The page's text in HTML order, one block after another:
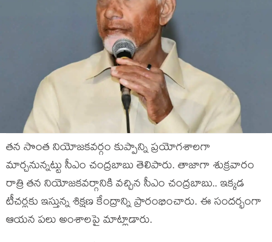
త‌న సొంత నియోజ‌కవ‌ర్గం కుప్పాన్ని ప్ర‌యోగ‌శాల‌గా
మార్చ‌నున్న‌ట్టు సీఎం చంద్ర‌బాబు తెలిపారు. తాజాగా శుక్ర‌వారం
రాత్రి త‌న నియోజ‌క‌వర్గానికి వ‌చ్చిన సీఎం చంద్ర‌బాబు.. ఇక్క‌డ
టీచ‌ర్ల‌కు ఇస్తున్న శిక్ష‌ణ కేంద్రాన్ని ప్రారంభించారు. ఈ సంద‌ర్భంగా
ఆయ‌న ప‌లు అంశాల‌పై మాట్లాడారు.